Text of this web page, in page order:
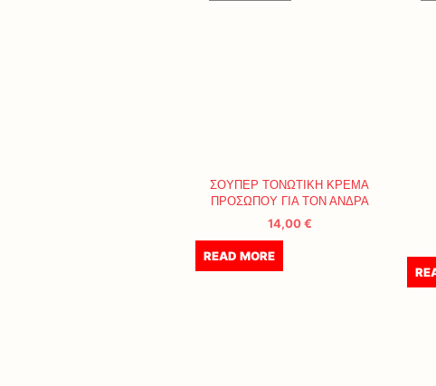
ΣΟΥΠΕΡ ΤΟΝΩΤΙΚΗ ΚΡΕΜΑ
ΠΡΟΣΩΠΟΥ ΓΙΑ ΤΟΝ ΑΝΔΡΑ
14,00€
READ MORE